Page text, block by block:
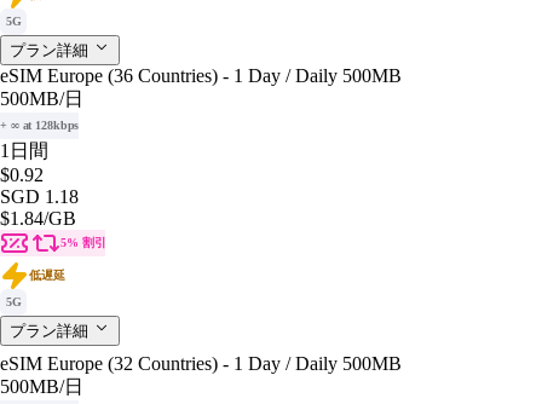
5G
プラン詳細
eSIM Europe (36 Countries) - 1 Day / Daily 500MB
500MB/日
+ ∞ at 128kbps
1日間
$0.92
SGD 1.18
$1.84/GB
5% 割引
低遅延
5G
プラン詳細
eSIM Europe (32 Countries) - 1 Day / Daily 500MB
500MB/日